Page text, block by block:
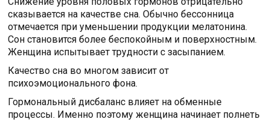
сказывается на качестве сна. Обычно бессонница
отмечается при уменьшении продукции мелатонина.
Сон становится более беспокойным и поверхностным.
Женщина испытывает трудности с засыпанием.
Качество сна во многом зависит от
психоэмоционального фона.
Гормональный дисбаланс влияет на обменные
процессы. Именно поэтому женщина начинает полнеть